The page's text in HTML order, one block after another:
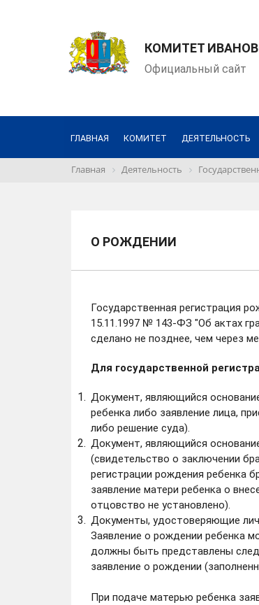
КОМИТЕТ
Официальный сайт
ГЛАВНАЯ КОМИТЕТ ДЕЯТЕЛЬНОСТЬ
Главная Деятельность
О РОЖДЕНИИ
Государственная регистрация
15.11.1997 № 143-ФЗ "Об актах
сделано не позднее, чем через
Для государственной
Документ, являющийся
ребенка либо заявление лица,
либо решение суда).
Документ, являющийся
(свидетельство о заключении
регистрации рождения ребенка
заявление матери ребенка о
отцовство не установлено).
Документы, удостоверяющие
Заявление о рождении ребенка
должны быть представлены
заявление о рождении
При подаче матерью ребенка